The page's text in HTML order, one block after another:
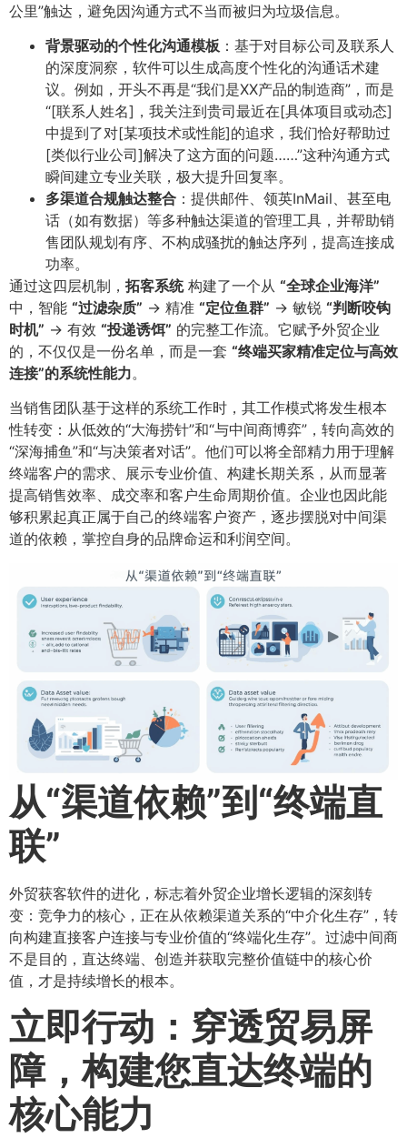
公里”触达，避免因沟通方式不当而被归为垃圾信息。
背景驱动的个性化沟通模板 ​：基于对目标公司及联系人
的深度洞察，软件可以生成高度个性化的沟通话术建
议。例如，开头不再是“我们是XX产品的制造商”，而是
“[联系人姓名]，我关注到贵司最近在[具体项目或动态]
中提到了对[某项技术或性能]的追求，我们恰好帮助过
[类似行业公司]解决了这方面的问题……”这种沟通方式
瞬间建立专业关联，极大提升回复率。
多渠道合规触达整合 ​：提供邮件、领英InMail、甚至电
话（如有数据）等多种触达渠道的管理工具，并帮助销
售团队规划有序、不构成骚扰的触达序列，提高连接成
功率。
通过这四层机制，​ 拓客系统构建了一个从 ​“全球企业海洋”​
中，智能 ​“过滤杂质”​ -> 精准 ​“定位鱼群”​ -> 敏锐 ​“判断咬钩
时机”​ -> 有效 ​“投递诱饵”​ 的完整工作流。它赋予外贸企业
的，不仅仅是一份名单，而是一套 ​“终端买家精准定位与高效
连接”的系统性能力​。
当销售团队基于这样的系统工作时，其工作模式将发生根本
性转变：从低效的“大海捞针”和“与中间商博弈”，转向高效的
“深海捕鱼”和“与决策者对话”。他们可以将全部精力用于理解
终端客户的需求、展示专业价值、构建长期关系，从而显著
提高销售效率、成交率和客户生命周期价值。企业也因此能
够积累起真正属于自己的终端客户资产，逐步摆脱对中间渠
道的依赖，掌控自身的品牌命运和利润空间。
从“渠道依赖”到“终端直
联”​
外贸获客软件的进化，标志着外贸企业增长逻辑的深刻转
变：竞争力的核心，正在从依赖渠道关系的“中介化生存”，转
向构建直接客户连接与专业价值的“终端化生存”。过滤中间商
不是目的，直达终端、创造并获取完整价值链中的核心价
值，才是持续增长的根本。
立即行动：穿透贸易屏
障，构建您直达终端的
核心能力